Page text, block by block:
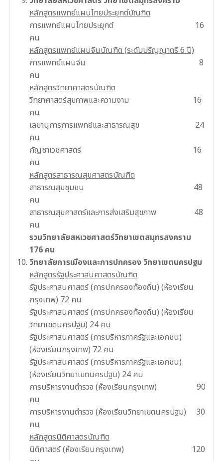
หลักสูตรแพทย์แผนไทยประยุกต์บัณฑิต
การแพทย์แผนไทยประยุกต์ 16
คน
หลักสูตรแพทย์แผนจีนบัณฑิต (ระดับปริญญาตรี 6 ปี)
การแพทย์แผนจีน 8
คน
หลักสูตรวิทยาศาสตรบัณฑิต
วิทยาศาสตร์สุขภาพและความงาม 16
คน
เลขานุการการแพทย์และสาธารณสุข 24
คน
กัญชาเวชศาสตร์ 16
คน
หลักสูตรสาธารณสุขศาสตรบัณฑิต
สาธารณสุขชุมชน 48
คน
สาธารณสุขศาสตร์และการส่งเสริมสุขภาพ 48
คน
รวมวิทยาลัยสหเวชศาสตร์วิทยาเขตสมุทรสงคราม
176 คน
วิทยาลัยการเมืองและการปกครอง วิทยาเขตนครปฐม
หลักสูตรรัฐประศาสนศาสตรบัณฑิต
รัฐประศาสนศาสตร์ (การปกครองท้องถิ่น) (ห้องเรียน
กรุงเทพ) 72 คน
รัฐประศาสนศาสตร์ (การปกครองท้องถิ่น) (ห้องเรียน
วิทยาเขตนครปฐม) 24 คน
รัฐประศาสนศาสตร์ (การบริหารภาครัฐและเอกชน)
(ห้องเรียนกรุงเทพ) 72 คน
รัฐประศาสนศาสตร์ (การบริหารภาครัฐและเอกชน)
(ห้องเรียนวิทยาเขตนครปฐม) 24 คน
การบริหารงานตํารวจ (ห้องเรียนกรุงเทพ) 90
คน
การบริหารงานตํารวจ (ห้องเรียนวิทยาเขตนครปฐม) 30
คน
หลักสูตรนิติศาสตรบัณฑิต
นิติศาสตร์ (ห้องเรียนกรุงเทพ) 120